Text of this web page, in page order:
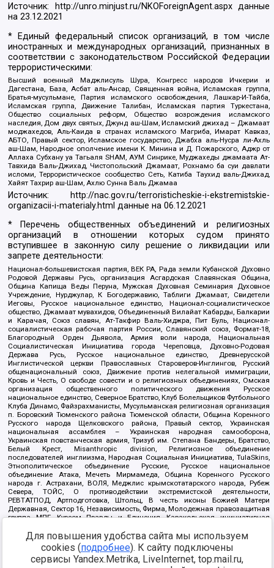
Источник: http://unro.minjust.ru/NKOForeignAgent.aspxданные
на23.12.2021
* Единый федеральный список организаций, в том числе
иностранных и международных организаций, признанных в
соответствии с законодательством Российской Федерации
террористическими:
Высший военный Маджлисуль Шура, Конгресс народов Ичкерии и
Дагестана, База, Асбат аль-Ансар, Священная война, Исламская группа,
Братья-мусульмане, Партия исламского освобождения, Лашкар-И-Тайба,
Исламская группа, Движение Талибан, Исламская партия Туркестана,
Общество социальных реформ, Общество возрождения исламского
наследия, Дом двух святых, Джунд аш-Шам, Исламский джихад – Джамаат
моджахедов, Аль-Каида в странах исламского Магриба, Имарат Кавказ,
АБТО, Правый сектор, Исламское государство, Джабха аль-Нусра ли-Ахль
аш-Шам, Народное ополчение имени К. Минина и Д. Пожарского, Аджр от
Аллаха Субхану уа Тагьаля SHAM, АУМ Синрике, Муджахеды джамаата Ат-
Тавхида Валь-Джихад, Чистопольский Джамаат, Рохнамо ба суи давлати
исломи, Террористическое сообщество Сеть, Катиба Таухид валь-Джихад,
Хайят Тахрир аш-Шам, Ахлю Сунна Валь Джамаа
Источник:
http://nac.gov.ru/terroristicheskie-i-ekstremistskie-
organizacii-i-materialy.html данные на06.12.2021
* Перечень общественных объединений и религиозных
организаций в отношении которых судом принято
вступившее в законную силу решение о ликвидации или
запрете деятельности:
Национал-большевистская партия, ВЕК РА, Рада земли Кубанской Духовно
Родовой Державы Русь, организация Асгардская Славянская Община,
Община Капища Веды Перуна, Мужская Духовная Семинария Духовное
Учреждение, Нурджулар, К Богодержавию, Таблиги Джамаат, Свидетели
Иеговы, Русское национальное единство, Национал-социалистическое
общество, Джамаат мувахидов, Объединенный Вилайат Кабарды, Балкарии
и Карачая, Союз славян, Ат-Такфир Валь-Хиджра, Пит Буль, Национал-
социалистическая рабочая партия России, Славянский союз, Формат-18,
Благородный Орден Дьявола, Армия воли народа, Национальная
Социалистическая Инициатива города Череповца, Духовно-Родовая
Держава Русь, Русское национальное единство, Древнерусской
Инглистической церкви Православных Староверов-Инглингов, Русский
общенациональный союз, Движение против нелегальной иммиграции,
Кровь и Честь, О свободе совести и о религиозных объединениях, Омская
организация общественного политического движения Русское
национальное единство, Северное Братство, Клуб Болельщиков Футбольного
Клуба Динамо, Файзрахманисты, Мусульманская религиозная организация
п. Боровский Тюменского района Тюменской области, Община Коренного
Русского народа Щелковского района, Правый сектор, Украинская
национальная ассамблея – Украинская народная самооборона,
Украинская повстанческая армия, Тризуб им. Степана Бандеры, Братство,
Белый Крест, Misanthropic division, Религиозное объединение
последователей инглиизма, Народная Социальная Инициатива, TulaSkins,
Этнополитическое объединение Русские, Русское национальное
объединение Атака, Мечеть Мирмамеда, Община Коренного Русского
народа г. Астрахани, ВОЛЯ, Меджлис крымскотатарского народа, Рубеж
Севера, ТОЙС, О противодействии экстремистской деятельности,
РЕВТАТПОД, Артподготовка, Штольц, В честь иконы Божией Матери
Державная, Сектор 16, Независимость, Фирма, Молодежная правозащитная
группа МПГ, Курсом Правды и Единения, Каракольская инициативная
Благотворительный пансионат Ак Умут, Русская республика Русь,
Арестантское уголовное единство, Башкорт, Нация и свобода, W.H.С., Фалунь
Дафа, Иртыш Ultras, Русский Патриотический клуб-Новокузнецк/РПК,
Сибирский державный союз, Фонд борьбы с коррупцией, Фонд защиты прав
Для повышения удобства сайта мы используем
cookies (подробнее). К сайту подключены
сервисы Yandex.Metrika, LiveInternet, top.mail.ru,